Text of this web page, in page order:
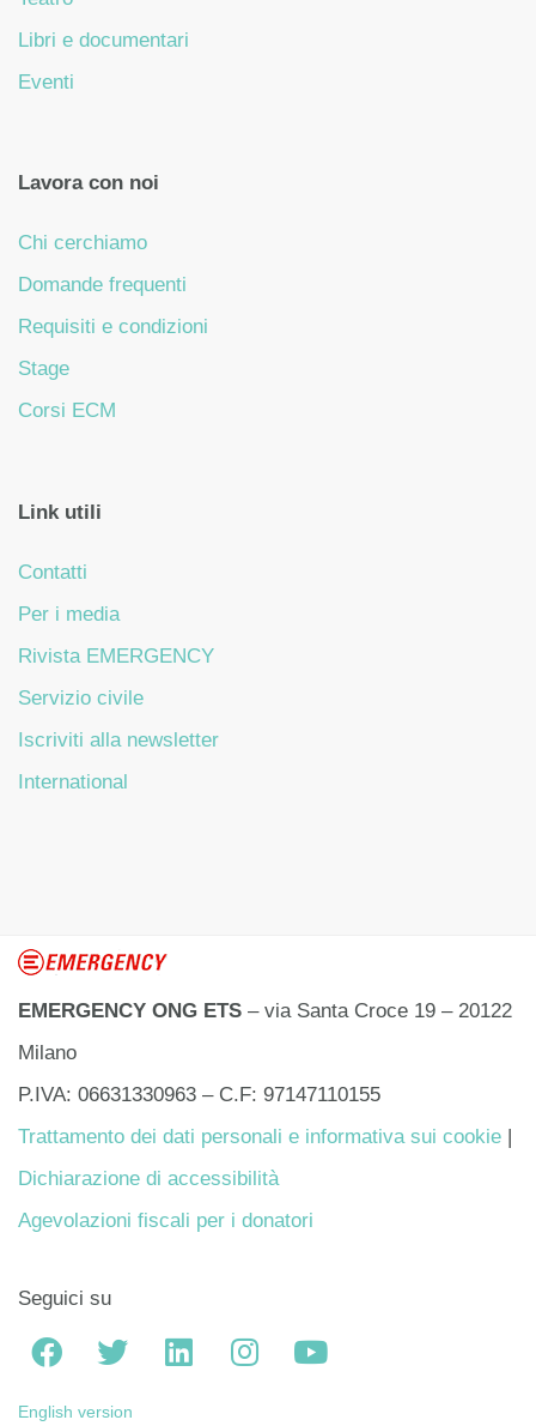
Libri e documentari
Eventi
Lavora con noi
Chi cerchiamo
Domande frequenti
Requisiti e condizioni
Stage
Corsi ECM
Link utili
Contatti
Per i media
Rivista EMERGENCY
Servizio civile
Iscriviti alla newsletter
International
EMERGENCY ONG ETS – via Santa Croce 19 – 20122
Milano
P.IVA: 06631330963 – C.F: 97147110155
Trattamento dei dati personali e informativa sui cookie |
Dichiarazione di accessibilità
Agevolazioni fiscali per i donatori
Seguici su
English version